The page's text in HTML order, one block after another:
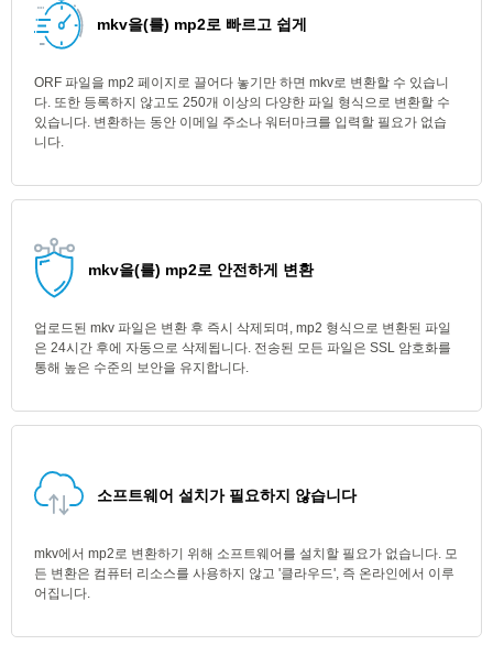
mkv을(를) mp2로 빠르고 쉽게
ORF 파일을 mp2 페이지로 끌어다 놓기만 하면 mkv로 변환할 수 있습니
다. 또한 등록하지 않고도 250개 이상의 다양한 파일 형식으로 변환할 수
있습니다. 변환하는 동안 이메일 주소나 워터마크를 입력할 필요가 없습
니다.
mkv을(를) mp2로 안전하게 변환
업로드된 mkv 파일은 변환 후 즉시 삭제되며, mp2 형식으로 변환된 파일
은 24시간 후에 자동으로 삭제됩니다. 전송된 모든 파일은 SSL 암호화를
통해 높은 수준의 보안을 유지합니다.
소프트웨어 설치가 필요하지 않습니다
mkv에서 mp2로 변환하기 위해 소프트웨어를 설치할 필요가 없습니다. 모
든 변환은 컴퓨터 리소스를 사용하지 않고 '클라우드', 즉 온라인에서 이루
어집니다.